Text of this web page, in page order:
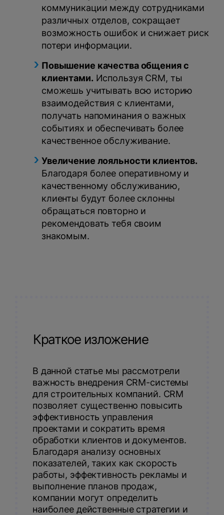
коммуникации между сотрудниками
различных отделов, сокращает
возможность ошибок и снижает риск
потери информации.
Повышение качества общения с
клиентами. Используя CRM, ты
сможешь учитывать всю историю
взаимодействия с клиентами,
получать напоминания о важных
событиях и обеспечивать более
качественное обслуживание.
Увеличение лояльности клиентов.
Благодаря более оперативному и
качественному обслуживанию,
клиенты будут более склонны
обращаться повторно и
рекомендовать тебя своим
знакомым.
Краткое изложение
В данной статье мы рассмотрели
важность внедрения CRM-системы
для строительных компаний. CRM
позволяет существенно повысить
эффективность управления
проектами и сократить время
обработки клиентов и документов.
Благодаря анализу основных
показателей, таких как скорость
работы, эффективность рекламы и
выполнение планов продаж,
компании могут определить
наиболее действенные стратегии и